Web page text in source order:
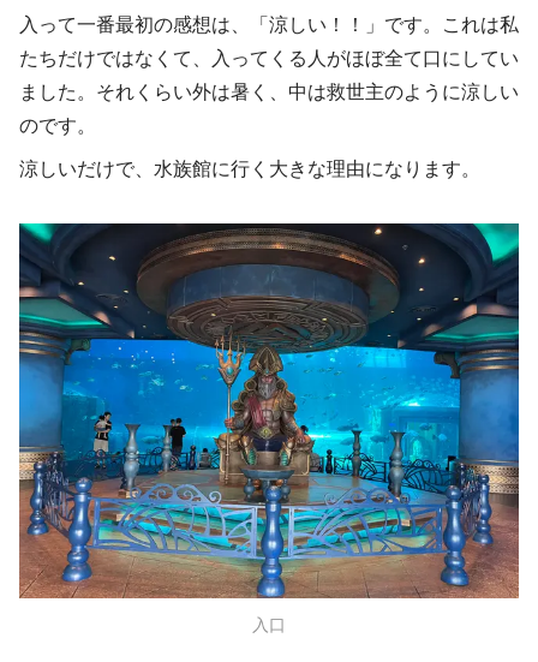
入って一番最初の感想は、「涼しい！！」です。これは私
たちだけではなくて、入ってくる人がほぼ全て口にしてい
ました。それくらい外は暑く、中は救世主のように涼しい
のです。
涼しいだけで、水族館に行く大きな理由になります。
入口